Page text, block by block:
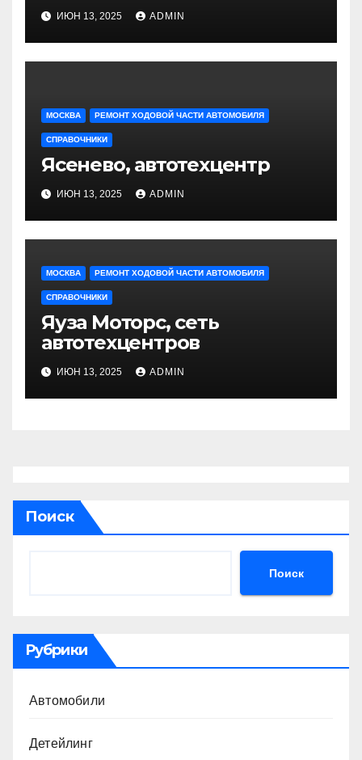
ИЮН 13, 2025 ADMIN
МОСКВА РЕМОНТ ХОДОВОЙ ЧАСТИ АВТОМОБИЛЯ
СПРАВОЧНИКИ
Ясенево, автотехцентр
ИЮН 13, 2025 ADMIN
МОСКВА РЕМОНТ ХОДОВОЙ ЧАСТИ АВТОМОБИЛЯ
СПРАВОЧНИКИ
Яуза Моторс, сеть
автотехцентров
ИЮН 13, 2025 ADMIN
Поиск
Поиск
Рубрики
Автомобили
Детейлинг